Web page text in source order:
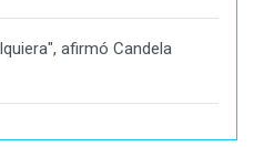
afirmó Candela